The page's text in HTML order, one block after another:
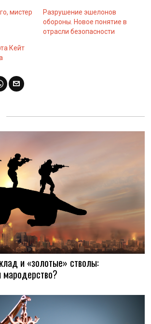
мистер
Разрушение эшелонов
обороны. Новое понятие в
отрасли безопасности
Кейт
и «золотые» стволы: